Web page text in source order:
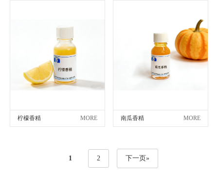
柠檬香精 MORE 南瓜香精 MORE
1 2 下一页»